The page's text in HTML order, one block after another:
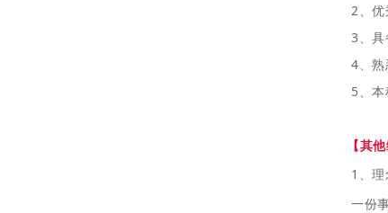
2、优
3、具
4、熟
5、
【其
1、
一份